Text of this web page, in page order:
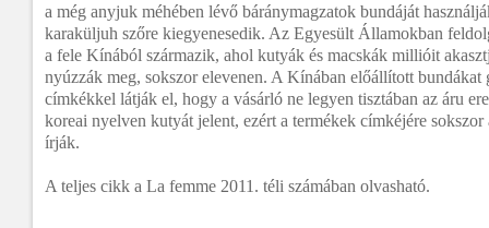
a még anyjuk méhében lévő báránymagzatok bundáját
karaküljuh szőre kiegyenesedik. Az Egyesült Államokban
a fele Kínából származik, ahol kutyák és macskák millióit
nyúzzák meg, sokszor elevenen. A Kínában előállított bundákat
címkékkel látják el, hogy a vásárló ne legyen tisztában az áru
koreai nyelven kutyát jelent, ezért a termékek címkéjére
írják.
A teljes cikk a La femme 2011. téli számában olvasható.